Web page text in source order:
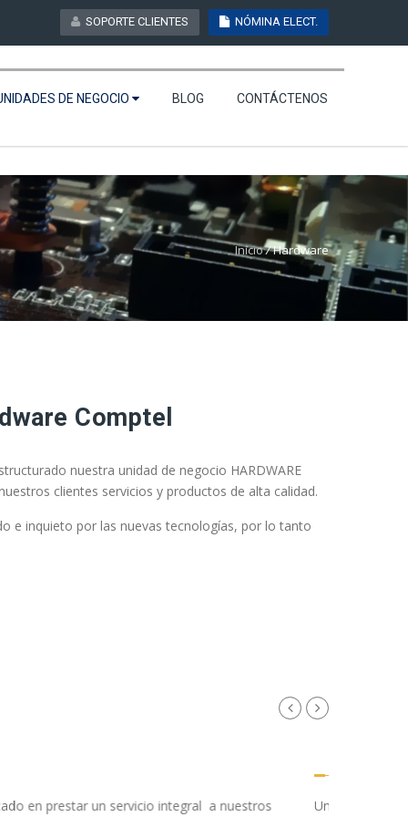
NÓMINA ELECT.
SOPORTE CLIENTES
DE NEGOCIO BLOG CONTÁCTENOS
Inicio/Hardware
Comptel
nuestra unidad de negocio HARDWARE
clientes servicios y productos de alta calidad.
e inquieto por las nuevas tecnologías, por lo tanto
el mejor mantenimiento